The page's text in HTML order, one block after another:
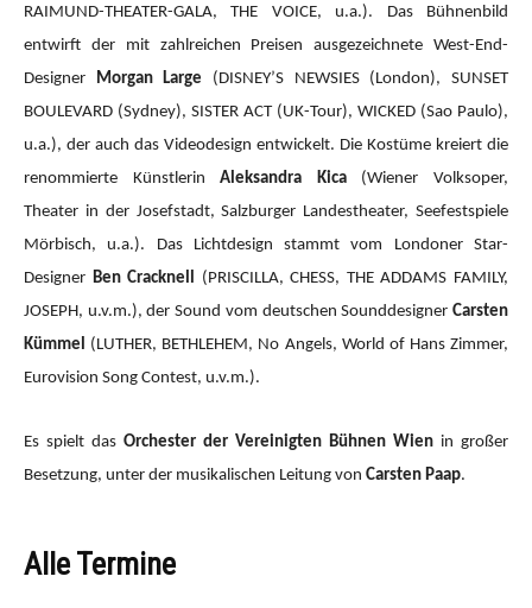
RAIMUND-THEATER-GALA, THE VOICE, u.a.). Das Bühnenbild
entwirft der mit zahlreichen Preisen ausgezeichnete West-End-
Designer Morgan Large (DISNEY’S NEWSIES (London), SUNSET
BOULEVARD (Sydney), SISTER ACT (UK-Tour), WICKED (Sao Paulo),
u.a.), der auch das Videodesign entwickelt. Die Kostüme kreiert die
renommierte KünstlerinAleksandra Kica(Wiener Volksoper,
Theater in der Josefstadt, Salzburger Landestheater, Seefestspiele
Mörbisch, u.a.). Das Lichtdesign stammt vom Londoner Star-
Designer Ben Cracknell (PRISCILLA, CHESS, THE ADDAMS FAMILY,
JOSEPH, u.v.m.), der Sound vom deutschen Sounddesigner Carsten
Kümmel (LUTHER, BETHLEHEM, No Angels, World of Hans Zimmer,
Eurovision Song Contest, u.v.m.).
Es spielt das Orchester der Vereinigten Bühnen Wien in großer
Besetzung, unter der musikalischen Leitung von Carsten Paap.
Alle Termine